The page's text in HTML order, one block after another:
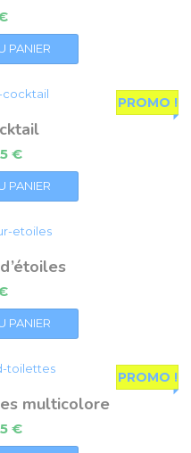
PANIER
PROMO !
€
PANIER
PANIER
PROMO !
multicolore
€